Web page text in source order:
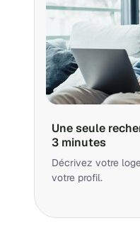
Une seule
3 minutes
Décrivez votre
votre profil.